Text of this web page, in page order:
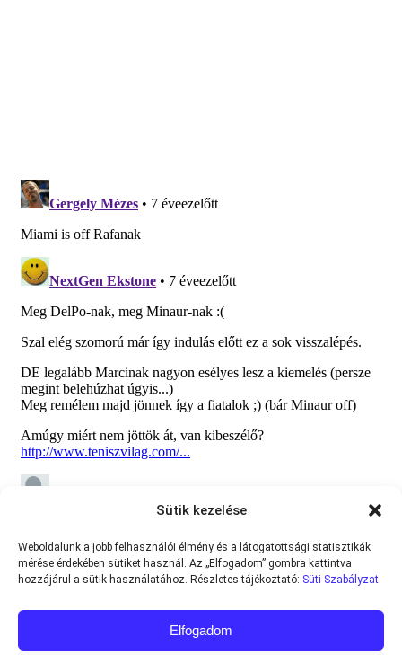
Sütik kezelése
Weboldalunk a jobb felhasználói élmény és a látogatottsági statisztikák
mérése érdekében sütiket használ. Az „Elfogadom” gombra kattintva
hozzájárul a sütik használatához. Részletes tájékoztató: Süti Szabályzat
Elfogadom